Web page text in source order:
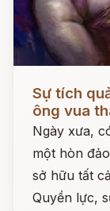
Sự tích
ông vua
Ngày xưa,
một hòn
sở hữu tất
Quyền lực,